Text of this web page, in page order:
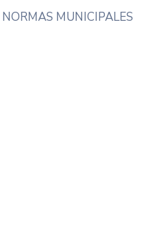
MUNICIPALES